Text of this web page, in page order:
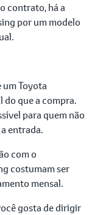
contrato, há a
por um modelo
um Toyota
que a compra.
para quem não
entrada.
com o
costumam ser
mensal.
gosta de dirigir